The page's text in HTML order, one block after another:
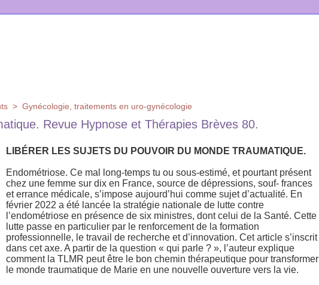
> Gynécologie, traitements en uro-gynécologie
Revue Hypnose et Thérapies Brèves 80.
LIBÉRER LES SUJETS DU POUVOIR DU MONDE TRAUMATIQUE.
Endométriose. Ce mal long-temps tu ou sous-estimé, et pourtant présent
chez une femme sur dix en France, source de dépressions, souf- frances
et errance médicale, s’impose aujourd’hui comme sujet d’actualité. En
février 2022 a été lancée la stratégie nationale de lutte contre
l’endométriose en présence de six ministres, dont celui de la Santé. Cette
lutte passe en particulier par le renforcement de la formation
professionnelle, le travail de recherche et d’innovation. Cet article s’inscrit
dans cet axe. A partir de la question « qui parle ? », l’auteur explique
comment la TLMR peut être le bon chemin thérapeutique pour transformer
le monde traumatique de Marie en une nouvelle ouverture vers la vie.